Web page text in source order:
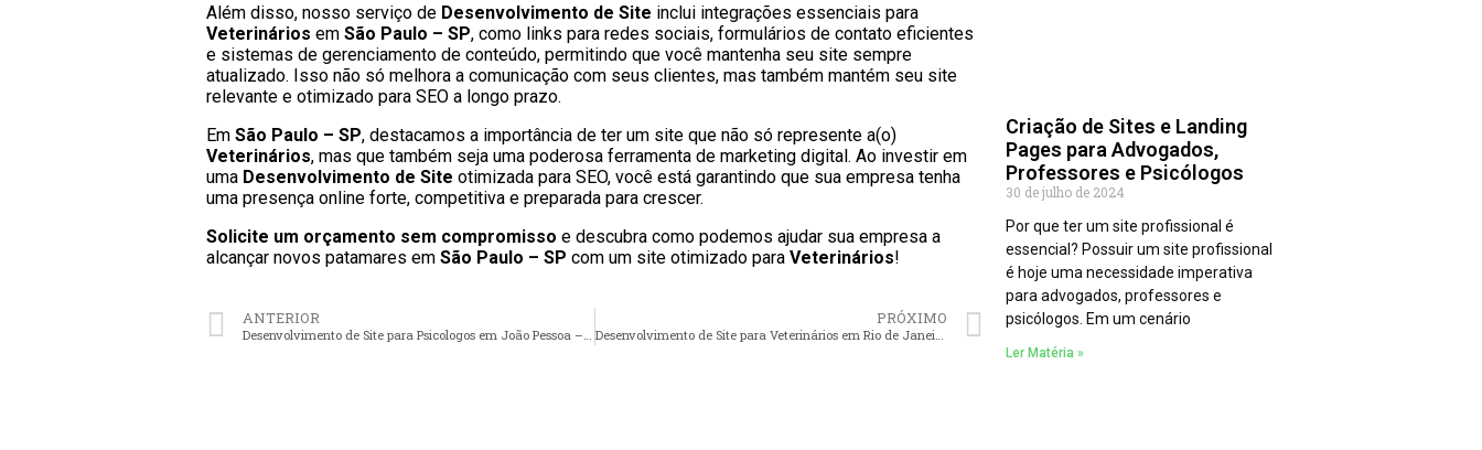
Além disso, nosso serviço de Desenvolvimento de Site inclui integrações essenciais para
Veterinários em São Paulo – SP, como links para redes sociais, formulários de contato eficientes
e sistemas de gerenciamento de conteúdo, permitindo que você mantenha seu site sempre
atualizado. Isso não só melhora a comunicação com seus clientes, mas também mantém seu site
relevante e otimizado para SEO a longo prazo.
Em São Paulo – SP, destacamos a importância de ter um site que não só represente a(o)
Veterinários, mas que também seja uma poderosa ferramenta de marketing digital. Ao investir em
uma Desenvolvimento de Site otimizada para SEO, você está garantindo que sua empresa tenha
uma presença online forte, competitiva e preparada para crescer.
Solicite um orçamento sem compromisso e descubra como podemos ajudar sua empresa a
alcançar novos patamares em São Paulo – SP com um site otimizado para Veterinários!
ANTERIOR
Desenvolvimento de Site para Psicologos em João Pessoa – PB faça seu orçamento
PRÓXIMO
Desenvolvimento de Site para Veterinários em Rio de Janeiro – RJ faça seu orçamento
Criação de Sites e Landing
Pages para Advogados,
Professores e Psicólogos
30 de julho de 2024
Por que ter um site profissional é
essencial? Possuir um site profissional
é hoje uma necessidade imperativa
para advogados, professores e
psicólogos. Em um cenário
Ler Matéria »